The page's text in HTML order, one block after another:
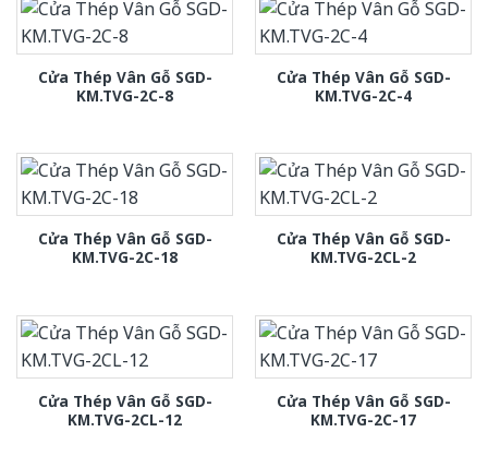
Cửa Thép Vân Gỗ SGD-
KM.TVG-2C-8
Cửa Thép Vân Gỗ SGD-
KM.TVG-2C-4
Cửa Thép Vân Gỗ SGD-
KM.TVG-2C-18
Cửa Thép Vân Gỗ SGD-
KM.TVG-2CL-2
Cửa Thép Vân Gỗ SGD-
KM.TVG-2CL-12
Cửa Thép Vân Gỗ SGD-
KM.TVG-2C-17